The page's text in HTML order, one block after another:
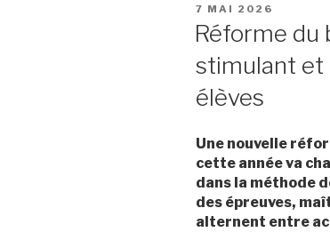
PUBLIÉ
LE
7 MAI 2026
Réforme du
stimulant et
élèves
Une nouvelle
cette année va
dans la méthode
des épreuves,
alternent entre